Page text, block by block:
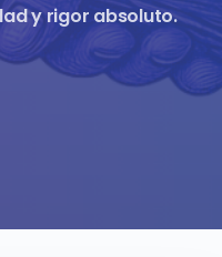
y rigor absoluto.